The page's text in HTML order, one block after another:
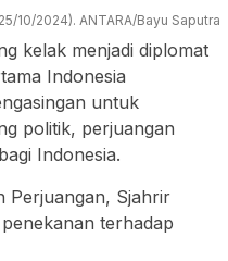
10/2024). ANTARA/Bayu Saputra
kelak menjadi diplomat
Indonesia
untuk
politik, perjuangan
Indonesia.
Perjuangan, Sjahrir
terhadap